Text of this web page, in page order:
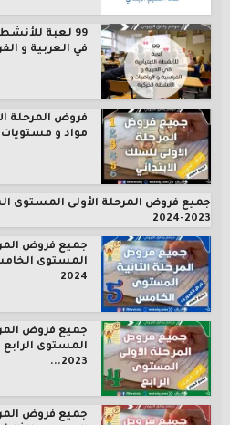
99 لعبة
في العربية و
فروض المرحلة
مواد و مستويات
جميع فروض المرحلة الأولى المستوى
2023-2024
جميع فروض
2024
جميع فروض
المستوى الرابع
2023...
جميع فروض